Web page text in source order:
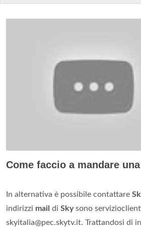
Come faccio a mandare
In alternativa è possibile contattare
indirizzi mail di Skysono
skyitalia@pec.skytv.it. Trattandosi di